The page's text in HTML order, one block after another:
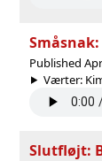
Småsnak:
Published
Værter:
Slutfløjt: